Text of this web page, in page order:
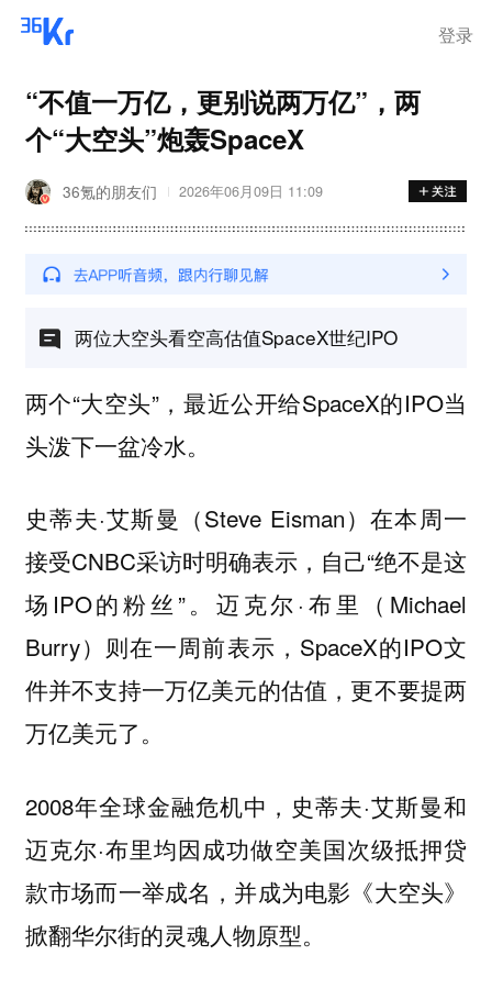
登录
“不值一万亿，更别说两万亿”，两
个“大空头”炮轰SpaceX
36氪的朋友们 2026年06月09日 11:09
两位大空头看空高估值SpaceX世纪IPO
两个“大空头”，最近公开给SpaceX的IPO当
头泼下一盆冷水。
史蒂夫·艾斯曼（Steve Eisman）在本周一
接受CNBC采访时明确表示，自己“绝不是这
场IPO的粉丝”。迈克尔·布里（Michael
Burry）则在一周前表示，SpaceX的IPO文
件并不支持一万亿美元的估值，更不要提两
万亿美元了。
2008年全球金融危机中，史蒂夫·艾斯曼和
迈克尔·布里均因成功做空美国次级抵押贷
款市场而一举成名，并成为电影《大空头》
掀翻华尔街的灵魂人物原型。